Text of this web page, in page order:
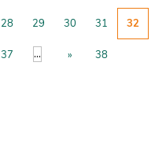
28 29 30 31 32
37 ... » 38